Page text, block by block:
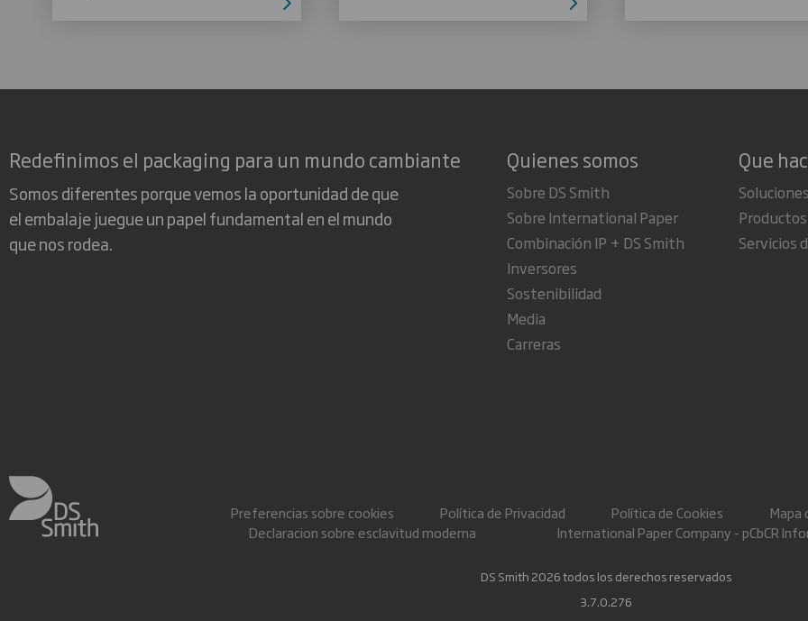
Redefinimos el packaging para un mundo cambiante
Somos diferentes porque vemos la oportunidad de que
el embalaje juegue un papel fundamental en el mundo
que nos rodea.
Quienes somos
Sobre DS Smith
Sobre International Paper
Combinación IP + DS Smith
Inversores
Sostenibilidad
Media
Carreras
Que
Servicios
Preferencias sobre cookies Política de Privacidad Política de Cookies
Mapa
Declaracion sobre esclavitud moderna
International Paper Company - pCbCR
DS Smith 2026 todos los derechos reservados
3.7.0.276